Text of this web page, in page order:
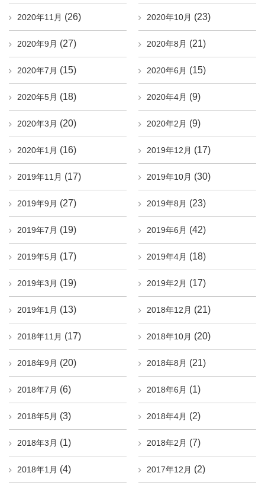
2020年11月 (26) 2020年10月 (23)
2020年9月 (27) 2020年8月 (21)
2020年7月 (15) 2020年6月 (15)
2020年5月 (18) 2020年4月 (9)
2020年3月 (20) 2020年2月 (9)
2020年1月 (16) 2019年12月 (17)
2019年11月 (17) 2019年10月 (30)
2019年9月 (27) 2019年8月 (23)
2019年7月 (19) 2019年6月 (42)
2019年5月 (17) 2019年4月 (18)
2019年3月 (19) 2019年2月 (17)
2019年1月 (13) 2018年12月 (21)
2018年11月 (17) 2018年10月 (20)
2018年9月 (20) 2018年8月 (21)
2018年7月 (6) 2018年6月 (1)
2018年5月 (3) 2018年4月 (2)
2018年3月 (1) 2018年2月 (7)
2018年1月 (4) 2017年12月 (2)